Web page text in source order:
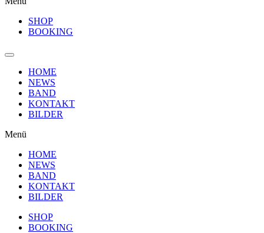
SHOP
BOOKING
HOME
NEWS
BAND
KONTAKT
BILDER
Menü
HOME
NEWS
BAND
KONTAKT
BILDER
SHOP
BOOKING